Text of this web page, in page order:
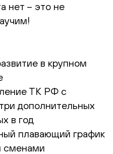
нет – это не
в крупном
ТК РФ с
дополнительных
в год
плавающий график
сменами